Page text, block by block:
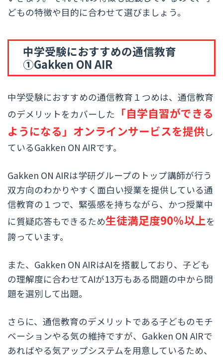
どもの特徴や目的に合わせて選びましょう。
中学受験におすすめの通信教育
①Gakken ON AIR
中学受験におすすめの通信教育１つめは、通信教育
のデメリットをカバーした
「自学自習ができる
ようになる」オンラインサービスを提供 し
ているGakken ON AIRです。
Gakken ON AIRは学研グループのトップ講師が行う
双方向のわかりやすく面白い授業を提供している通
信教育の１つで、緊張感を持ちながら、かつ授業中
に質疑応答もできるため生徒満足度90％以上を
誇っています。
また、Gakken ON AIRはAIを搭載しており、子ども
の理解度に合わせてAIが13万もある問題の中から問
題を選別して出題。
さらに、通信教育のデメリットである子どものモチ
ベーションやる気の維持ですが、Gakken ON AIRで
あればやる気アップシステムを用意しているため、